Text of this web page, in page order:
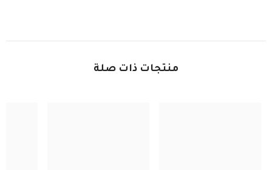
منتجات ذات صلة